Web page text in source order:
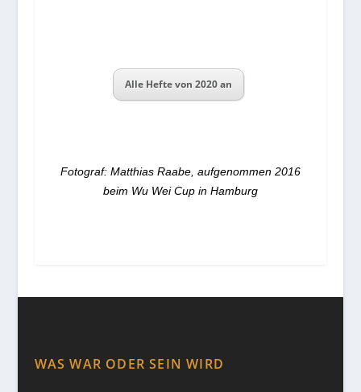
Alle Hefte von 2020 an
Fotograf: Matthias Raabe, aufgenommen 2016
beim Wu Wei Cup in Hamburg
WAS WAR ODER SEIN WIRD